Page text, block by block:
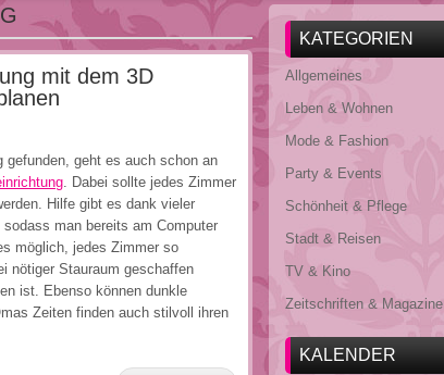
mit dem 3D
gefunden, geht es auch schon an
. Dabei sollte jedes Zimmer
Hilfe gibt es dank vieler
man bereits am Computer
möglich, jedes Zimmer so
nötiger Stauraum geschaffen
ist. Ebenso können dunkle
Zeiten finden auch stilvoll ihren
KATEGORIEN
Allgemeines
Leben & Wohnen
Mode & Fashion
Party & Events
Schönheit & Pflege
Stadt & Reisen
TV & Kino
Zeitschriften & Magazine
KALENDER